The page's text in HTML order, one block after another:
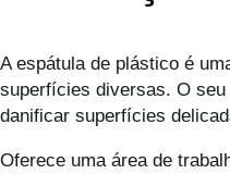
A espátula de plástico é
superfícies diversas. O seu
danificar superfícies
Oferece uma área de